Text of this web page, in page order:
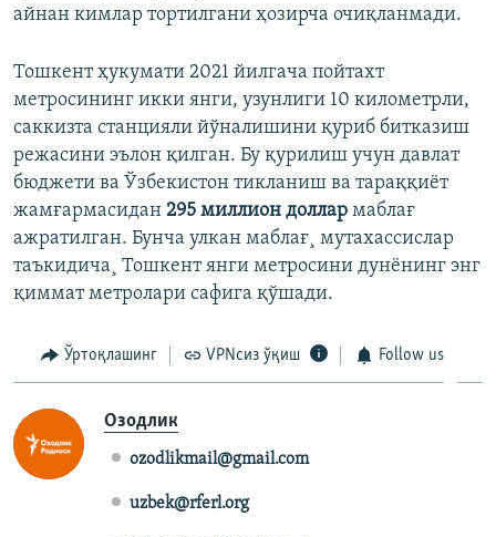
айнан кимлар тортилгани ҳозирча очиқланмади.
Тошкент ҳукумати 2021 йилгача пойтахт
метросининг икки янги, узунлиги 10 километрли,
саккизта станцияли йўналишини қуриб битказиш
режасини эълон қилган. Бу қурилиш учун давлат
бюджети ва Ўзбекистон тикланиш ва тараққиëт
жамғармасидан 295 миллион доллар маблағ
ажратилган. Бунча улкан маблағ¸ мутахассислар
таъкидича¸ Тошкент янги метросини дунëнинг энг
қиммат метролари сафига қўшади.
Ўртоқлашинг VPNсиз ўқиш Follow us
Озодлик
ozodlikmail@gmail.com
uzbek@rferl.org